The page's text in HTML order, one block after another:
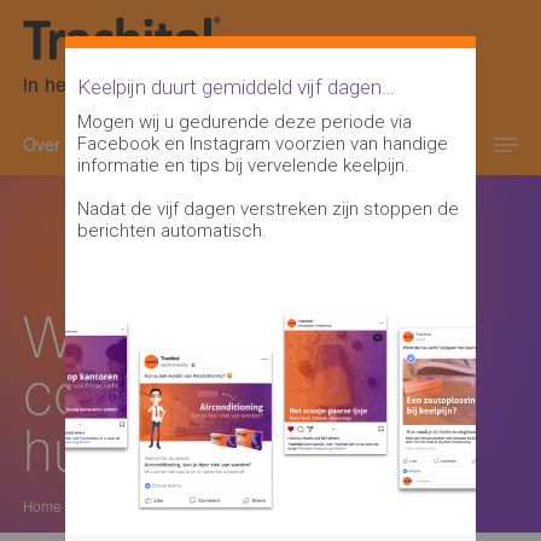
In het oranje-paarse doosje
Over keelpijn Keelontsteking informatie
Wanneer neem je
contact met de
huisarts op?
Home
Keelpijn duurt gemiddeld vijf dagen…
Mogen wij u gedurende deze periode via
Facebook en Instagram voorzien van handige
informatie en tips bij vervelende keelpijn.
Nadat de vijf dagen verstreken zijn stoppen de
berichten automatisch.